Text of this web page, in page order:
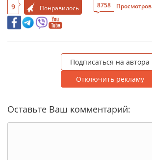
9 Понравилось 8758 Просмотров
Подписаться на автора
Отключить рекламу
Оставьте Ваш комментарий: